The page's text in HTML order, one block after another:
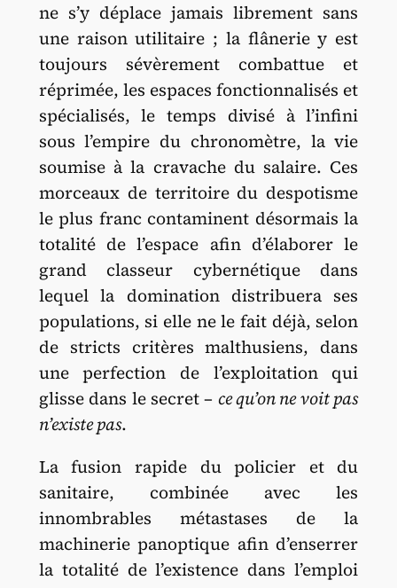
ne s’y déplace jamais librement sans
une raison utilitaire ; la flânerie y est
toujours sévèrement combattue et
réprimée, les espaces fonctionnalisés et
spécialisés, le temps divisé à l’infini
sous l’empire du chronomètre, la vie
soumise à la cravache du salaire. Ces
morceaux de territoire du despotisme
le plus franc contaminent désormais la
totalité de l’espace afin d’élaborer le
grand classeur cybernétique dans
lequel la domination distribuera ses
populations, si elle ne le fait déjà, selon
de stricts critères malthusiens, dans
une perfection de l’exploitation qui
glisse dans le secret – ce qu’on ne voit pas
n’existe pas.
La fusion rapide du policier et du
sanitaire, combinée avec les
innombrables métastases de la
machinerie panoptique afin d’enserrer
la totalité de l’existence dans l’emploi